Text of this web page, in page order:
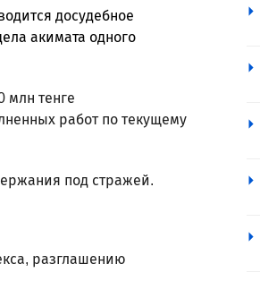
досудебное
акимата одного
млн тенге
работ по текущему
под стражей.
разглашению